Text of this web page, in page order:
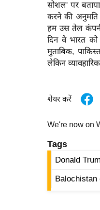
सोशल' पर
करने की अनुमति
हम उस तेल कंपनी
दिन वे भारत
मुताबिक,
लेकिन
शेयर करें
We're now on
Tags
Donald